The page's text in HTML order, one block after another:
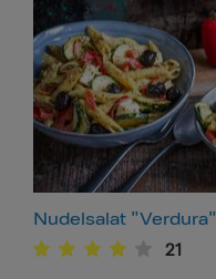
Nudelsalat "Verdura"
21